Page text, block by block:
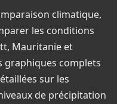
climatique,
les conditions
Mauritanie et
graphiques complets
sur les
de précipitation